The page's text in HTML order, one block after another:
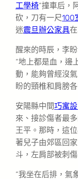
工學椅“撞車后，
砍，刀有一尺100
迷震旦辦公家具
醒來的時辰，李
“地上都是血，邊
動，能夠曾經沒
盼的頸椎和肩膀
安陽縣中間巧寓
來、接診傷者最
王平。那時，這
著兒子由郊區回
斗，左肩部被刺
“我坐在后排，氣